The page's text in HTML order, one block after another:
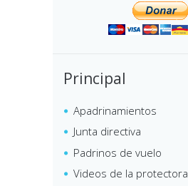
Principal
Apadrinamientos
Junta directiva
Padrinos de vuelo
Videos de la protectora